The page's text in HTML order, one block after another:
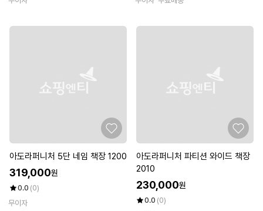
아도라퍼니처 5단 네임 책장 1200
319,000원
0.0 (0)
무이자
아도라퍼니처 파티션 와이드 책장
2010
230,000원
0.0 (0)